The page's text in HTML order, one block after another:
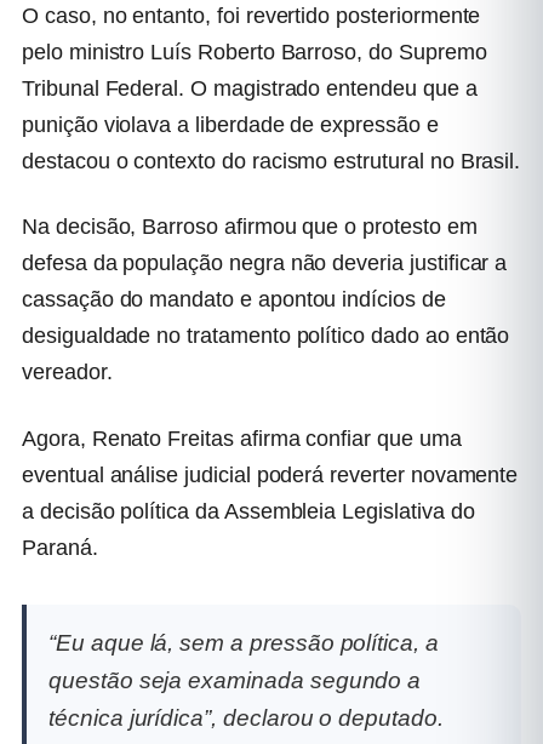
O caso, no entanto, foi revertido posteriormente
pelo ministro Luís Roberto Barroso, do Supremo
Tribunal Federal. O magistrado entendeu que a
punição violava a liberdade de expressão e
destacou o contexto do racismo estrutural no Brasil.
Na decisão, Barroso afirmou que o protesto em
defesa da população negra não deveria justificar a
cassação do mandato e apontou indícios de
desigualdade no tratamento político dado ao então
vereador.
Agora, Renato Freitas afirma confiar que uma
eventual análise judicial poderá reverter novamente
a decisão política da Assembleia Legislativa do
Paraná.
“Eu aque lá, sem a pressão política, a
questão seja examinada segundo a
técnica jurídica”, declarou o deputado.